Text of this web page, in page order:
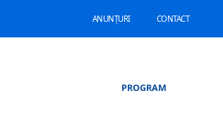
ANUNȚURI CONTACT
PROGRAM